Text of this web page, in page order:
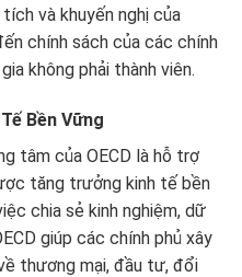
và khuyến nghị của
chính sách của các chính
không phải thành viên.
Bền Vững
tâm của OECD là hỗ trợ
tăng trưởng kinh tế bền
chia sẻ kinh nghiệm, dữ
giúp các chính phủ xây
thương mại, đầu tư, đổi